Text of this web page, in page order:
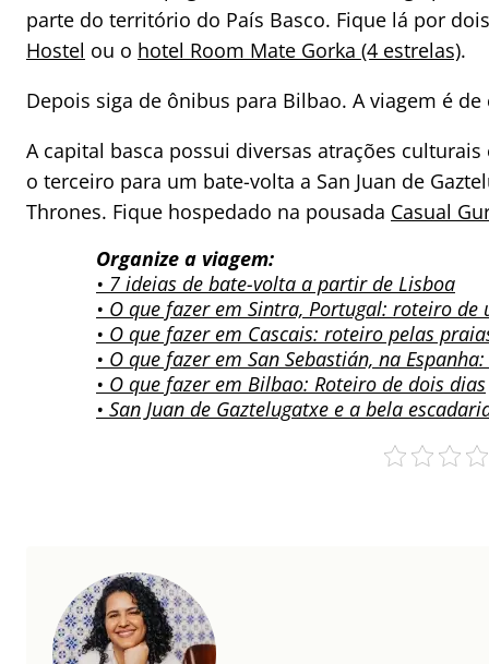
parte do território do País Basco. Fique lá por
Hostel ou o hotel Room Mate Gorka (4 estrelas).
Depois siga de ônibus para Bilbao. A viagem é de
A capital basca possui diversas atrações
o terceiro para um bate-volta a San Juan de
Thrones. Fique hospedado na pousada Casual
Organize a viagem:
• 7 ideias de bate-volta a partir de Lisboa
• O que fazer em Sintra, Portugal: roteiro de
• O que fazer em Cascais: roteiro pelas
• O que fazer em San Sebastián, na
• O que fazer em Bilbao: Roteiro de dois dias
• San Juan de Gaztelugatxe e a bela